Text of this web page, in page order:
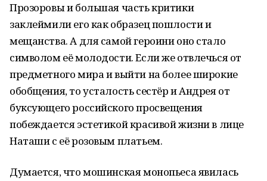
Прозоровы и большая часть критики
заклеймили его как образец пошлости и
мещанства. А для самой героини оно стало
символом её молодости. Если же отвлечься от
предметного мира и выйти на более широкие
обобщения, то усталость сестёр и Андрея от
буксующего российского просвещения
побеждается эстетикой красивой жизни в лице
Наташи с её розовым платьем.
Думается, что мошинская монопьеса явилась